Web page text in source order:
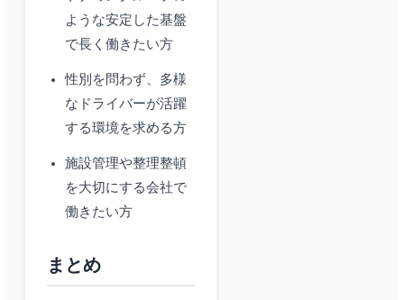
ような安定した基盤
で長く働きたい方
性別を問わず、多様
なドライバーが活躍
する環境を求める方
施設管理や整理整頓
を大切にする会社で
働きたい方
まとめ